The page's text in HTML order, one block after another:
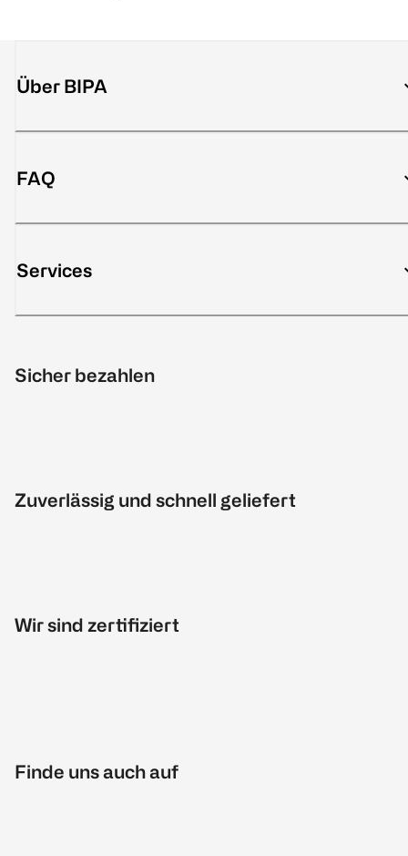
Über BIPA
FAQ
Services
Sicher bezahlen
Zuverlässig und schnell geliefert
Wir sind zertifiziert
Finde uns auch auf